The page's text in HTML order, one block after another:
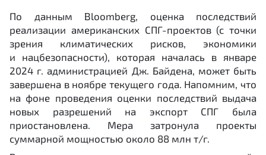
По данным Bloomberg, оценка последствий
реализации американских СПГ-проектов (с точки
зрения климатических рисков, экономики
и нацбезопасности), которая началась в январе
2024 г. администрацией Дж. Байдена, может быть
завершена в ноябре текущего года. Напомним, что
на фоне проведения оценки последствий выдача
новых разрешений на экспорт СПГ была
приостановлена. Мера затронула проекты
суммарной мощностью около 88 млн т/г.